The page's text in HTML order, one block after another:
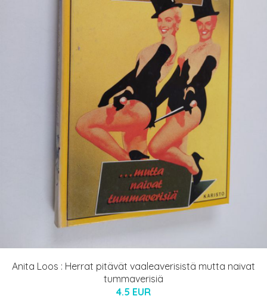
Anita Loos : Herrat pitävät vaaleaverisistä mutta naivat
tummaverisiä
4.5 EUR